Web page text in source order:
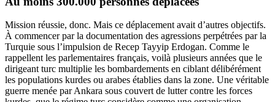
Mission réussie, donc. Mais ce déplacement avait d’autres objectifs.
À commencer par la documentation des agressions perpétrées par la
Turquie sous l’impulsion de Recep Tayyip Erdogan. Comme le
rappellent les parlementaires français, voilà plusieurs années que le
dirigeant turc multiplie les bombardements en ciblant délibérément
les populations kurdes ou arabes établies dans la zone. Une véritable
guerre menée par Ankara sous couvert de lutter contre les forces